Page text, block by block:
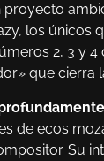
los únicos
2, 3 y
que
de ecos
Su